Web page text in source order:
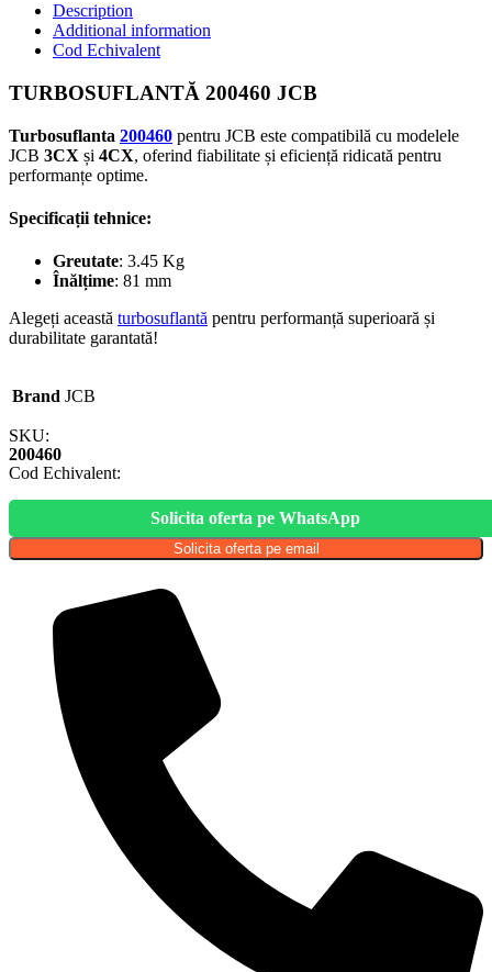
Description
Additional information
Cod Echivalent
TURBOSUFLANTĂ 200460 JCB
Turbosuflanta 200460 pentru JCB este compatibilă cu modelele
JCB 3CX și 4CX, oferind fiabilitate și eficiență ridicată pentru
performanțe optime.
Specificații tehnice:
Greutate: 3.45 Kg
Înălțime: 81 mm
Alegeți această turbosuflantă pentru performanță superioară și
durabilitate garantată!
Brand JCB
SKU:
200460
Cod Echivalent:
Solicita oferta pe WhatsApp
Solicita oferta pe email